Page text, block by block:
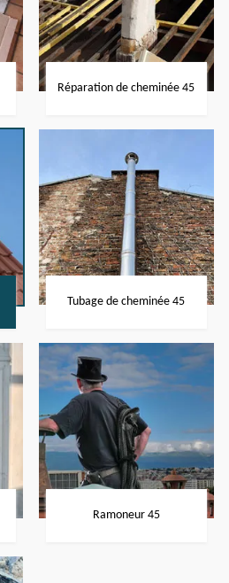
Réparation de cheminée 45
Tubage de cheminée 45
Ramoneur 45